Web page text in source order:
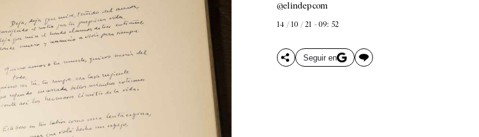
@elindepcom
14 / 10 / 21 - 09: 52
Seguir en